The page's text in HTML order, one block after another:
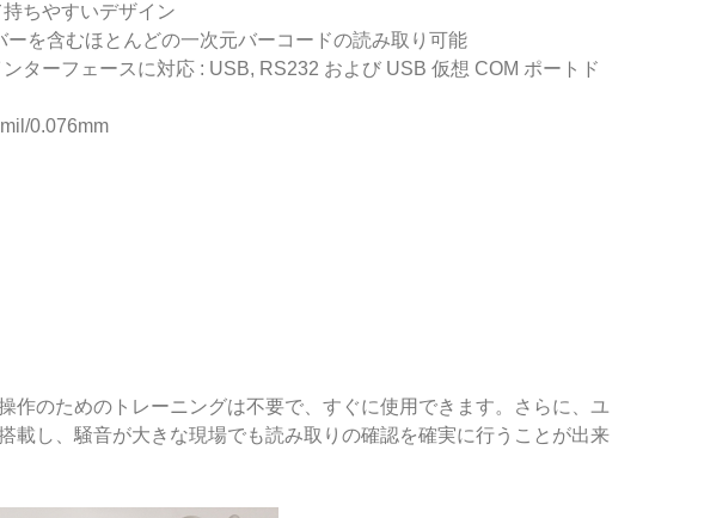
ちやすいデザイン
ーを含むほとんどの一次元バーコードの読み取り可能
ンターフェースに対応 : USB, RS232 および USB 仮想 COM ポートド
0.076mm
のためのトレーニングは不要で、すぐに使用できます。さらに、ユ
し、騒音が大きな現場でも読み取りの確認を確実に行うことが出来